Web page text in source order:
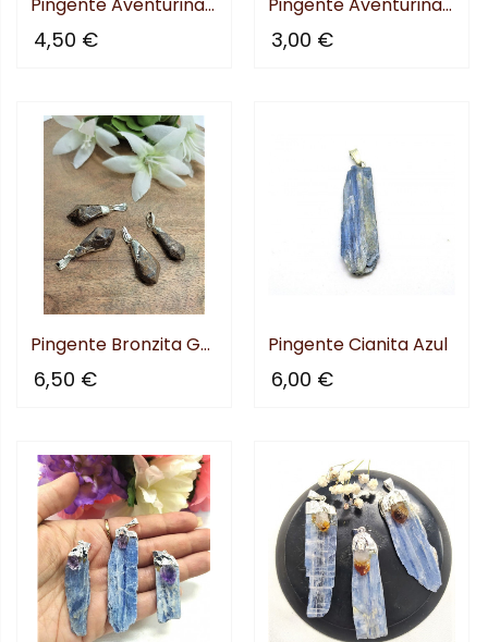
4,50 € 3,00 €
Pingente Bronzita Gota
6,50 €
Pingente Cianita Azul
6,00 €